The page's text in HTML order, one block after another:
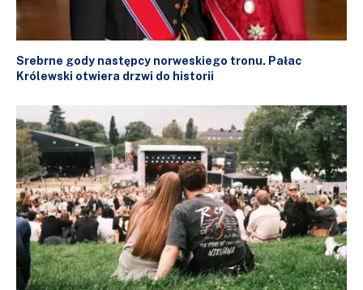
Srebrne gody następcy norweskiego tronu. Pałac
Królewski otwiera drzwi do historii